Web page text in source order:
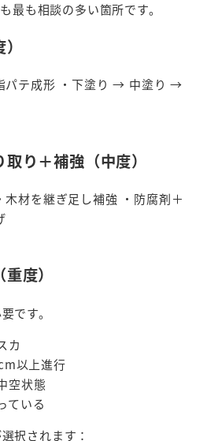
最も相談の多い箇所です。
パテ成形 ・下塗り → 中塗り →
り＋補強（中度）
木材を継ぎ足し補強 ・防腐剤＋
度）
です。
カ
以上進行
空状態
ている
択されます：